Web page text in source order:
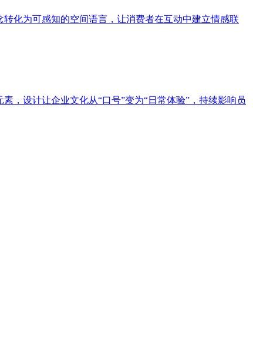
化为可感知的空间语言，让消费者在互动中建立情感联
，设计让企业文化从“口号”变为“日常体验”，持续影响员